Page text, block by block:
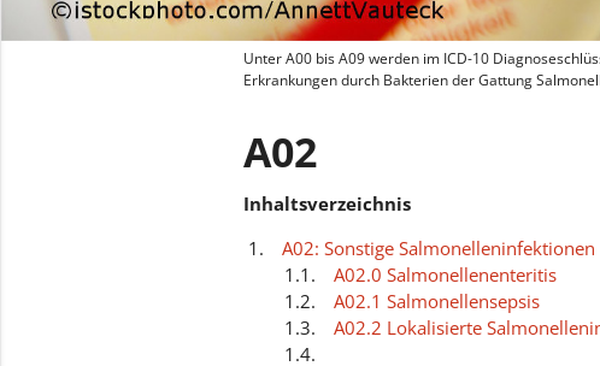
Unter A00 bis A09 werden im ICD-10
Erkrankungen durch Bakterien der Gattung
A02
Inhaltsverzeichnis
A02: Sonstige Salmonelleninfektionen
A02.0 Salmonellenenteritis
A02.1 Salmonellensepsis
A02.2 Lokalisierte